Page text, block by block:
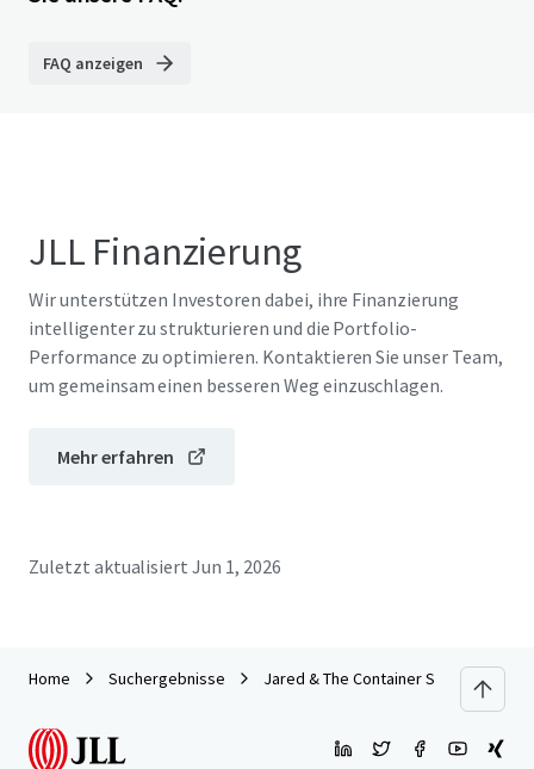
FAQ anzeigen
JLL Finanzierung
Wir unterstützen Investoren dabei, ihre Finanzierung
intelligenter zu strukturieren und die Portfolio-
Performance zu optimieren. Kontaktieren Sie unser Team,
um gemeinsam einen besseren Weg einzuschlagen.
Mehr erfahren
Zuletzt aktualisiert Jun 1, 2026
Home Suchergebnisse Jared & The Container Store